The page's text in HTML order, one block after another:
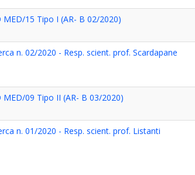
MED/15 Tipo I (AR- B 02/2020)
n. 02/2020 - Resp. scient. prof. Scardapane
09 Tipo II (AR- B 03/2020)
n. 01/2020 - Resp. scient. prof. Listanti